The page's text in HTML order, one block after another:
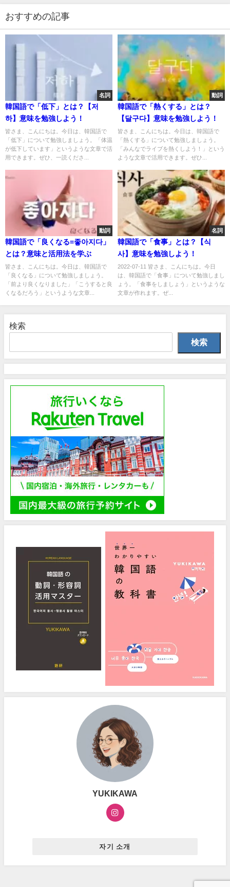
おすすめの記事
名詞
韓国語で「低下」とは？【저
하】意味を勉強しよう！
皆さま、こんにちは。今日は、韓国語で
「低下」について勉強しましょう。「体温
が低下しています」というような文章で活
用できます。ぜひ、一読くださ...
動詞
韓国語で「熱くする」とは？
【달구다】意味を勉強しよう！
皆さま、こんにちは。今日は、韓国語で
「熱くする」について勉強しましょう。
「みんなでライブを熱くしよう！」という
ような文章で活用できます。ぜひ...
動詞
韓国語で「良くなる=좋아지다」
とは？意味と活用法を学ぶ
皆さま、こんにちは。今日は、韓国語で
「良くなる」について勉強しましょう。
「前より良くなりました」「こうすると良
くなるだろう」というような文章...
名詞
韓国語で「食事」とは？【식
사】意味を勉強しよう！
2022-07-11 皆さま、こんにちは。今日
は、韓国語で「食事」について勉強しまし
ょう。「食事をしましょう」というような
文章が作れます。ぜ...
検索
検索
YUKIKAWA
자기 소개